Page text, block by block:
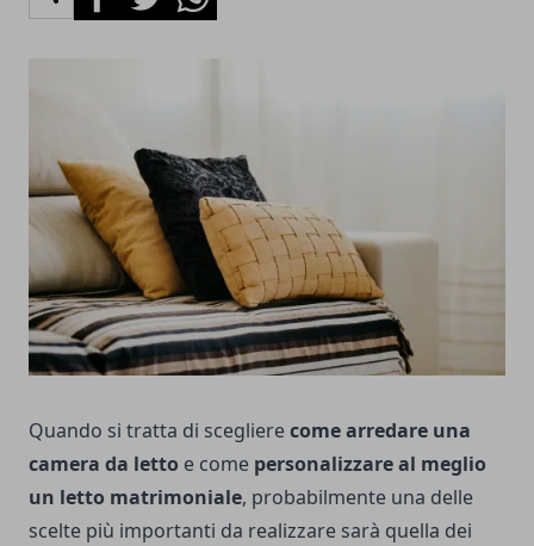
Quando si tratta di sceglierecome arredare una
camera da letto e come personalizzare al meglio
un letto matrimoniale, probabilmente una delle
scelte più importanti da realizzare sarà quella dei